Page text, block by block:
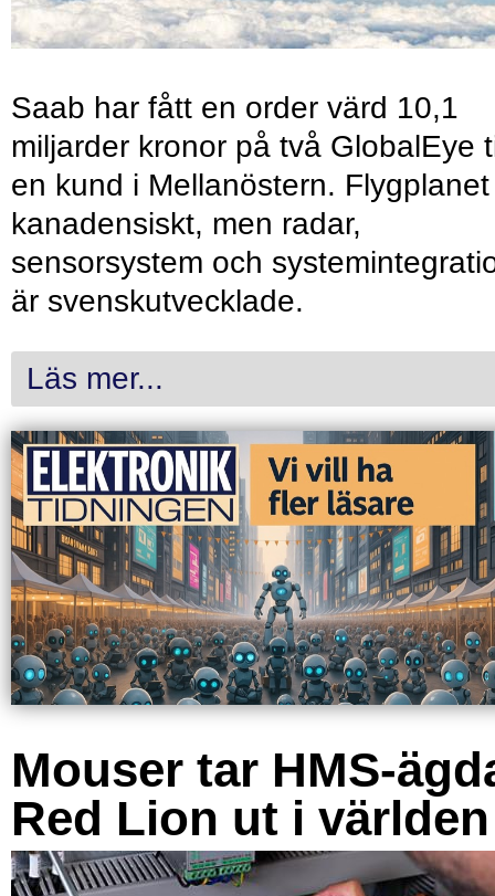
Saab har fått en order värd 10,1
miljarder kronor på två GlobalEye
en kund i Mellanöstern.
kanadensiskt, men radar,
sensorsystem och
är svenskutvecklade.
Läs mer...
Mouser tar HMS-
Red Lion ut i världen